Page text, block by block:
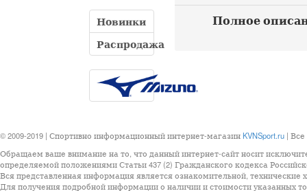
Новинки
Распродажа
Полное
© 2009-2019 | Спортивно информационный интернет-магазин KVNSport.ru |
Обращаем ваше внимание на то, что данный интернет-сайт носит
определяемой положениями Статьи 437 (2) Гражданского кодекса
Вся представленная информация является ознакомительной, технические
Для получения подробной информации о наличии и стоимости указанных